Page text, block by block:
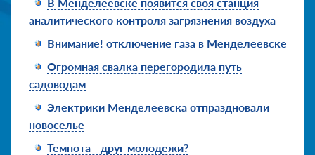
аналитического контроля загрязнения воздуха
Внимание! отключение газа в Менделеевске
Огромная свалка перегородила путь
садоводам
Электрики Менделеевска отпраздновали
новоселье
Темнота - друг молодежи?